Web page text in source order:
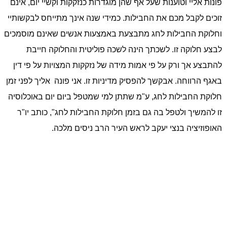
פונות אליי וטוענות שעל אף שהן מוגדרות כנזקקות וקשיי יום, אינם
זוכים לקבל מכם את החבילות. כמידי שנה אינך מתייחס לבקשותיי
וחלוקת החבילות לחג מתבצעת באמצעות אנשים שאינם מוסמכים
לבצע חלוקה זו. לשכתך הינה לשכה פוליטית והחלוקה חייבת
להתבצע אך ורק על פי אמות מידה של נזקקות המצויות על פי דין
באגף הרווחה. אבקשך להפסיק מדיניות זו. אני פונה אליך לפני זמן
חלוקת החבילות לחג, ע"מ שתתן למי שמטפל ביום יום באוכלוסיה
זו להמשיך ולטפל בה גם בזמן חלוקת החבילות לחג", כותב יו"ר
האופוזיציה בנצי יעקב לראש העיר הרב ניסים מלכה.